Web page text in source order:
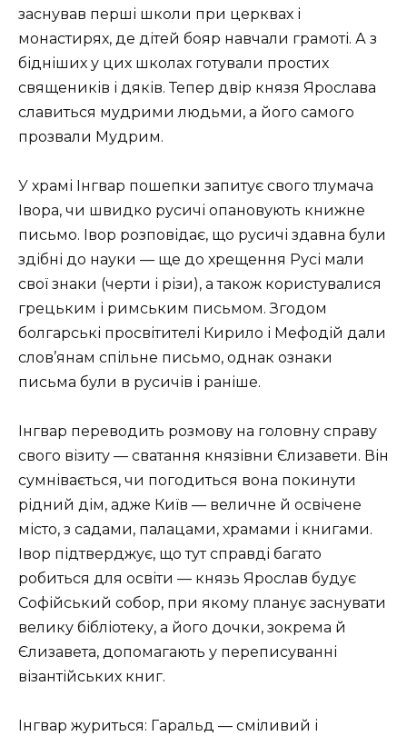
заснував перші школи при церквах і
монастирях, де дітей бояр навчали грамоті. А з
бідніших у цих школах готували простих
священиків і дяків. Тепер двір князя Ярослава
славиться мудрими людьми, а його самого
прозвали Мудрим.
У храмі Інгвар пошепки запитує свого тлумача
Івора, чи швидко русичі опановують книжне
письмо. Івор розповідає, що русичі здавна були
здібні до науки — ще до хрещення Русі мали
свої знаки (черти і різи), а також користувалися
грецьким і римським письмом. Згодом
болгарські просвітителі Кирило і Мефодій дали
слов’янам спільне письмо, однак ознаки
письма були в русичів і раніше.
Інгвар переводить розмову на головну справу
свого візиту — сватання князівни Єлизавети. Він
сумнівається, чи погодиться вона покинути
рідний дім, адже Київ — величне й освічене
місто, з садами, палацами, храмами і книгами.
Івор підтверджує, що тут справді багато
робиться для освіти — князь Ярослав будує
Софійський собор, при якому планує заснувати
велику бібліотеку, а його дочки, зокрема й
Єлизавета, допомагають у переписуванні
візантійських книг.
Інгвар журиться: Гаральд — сміливий і